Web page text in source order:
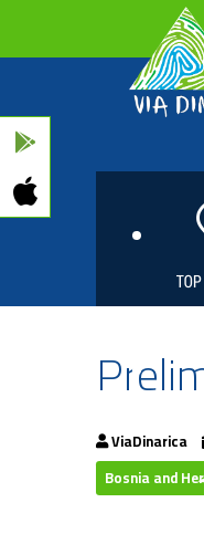
ViaDinarica
Bosnia and